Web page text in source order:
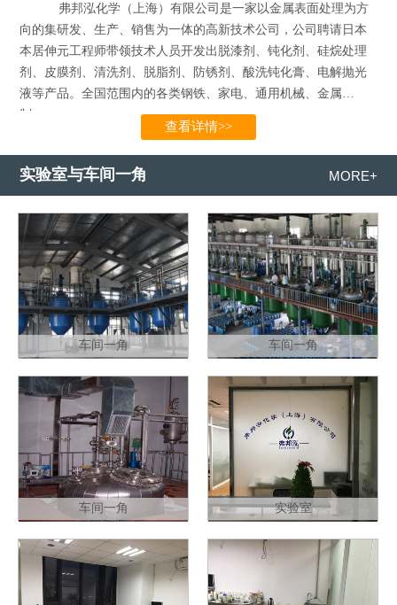
弗邦泓化学（上海）有限公司是一家以金属表面处理为方
向的集研发、生产、销售为一体的高新技术公司，公司聘请日本
本居伸元工程师带领技术人员开发出脱漆剂、钝化剂、硅烷处理
剂、皮膜剂、清洗剂、脱脂剂、防锈剂、酸洗钝化膏、电解抛光
液等产品。全国范围内的各类钢铁、家电、通用机械、金属
制…...
查看详情>>
实验室与车间一角 MORE+
车间一角 车间一角
车间一角 实验室